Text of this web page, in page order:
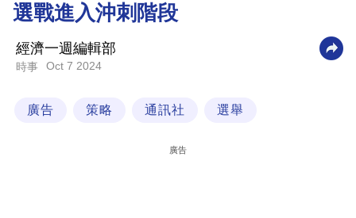
商
業
科
選戰進入沖刺階段
經濟一週編輯部
時事 Oct 7 2024
廣告 策略 通訊社 選舉
廣告